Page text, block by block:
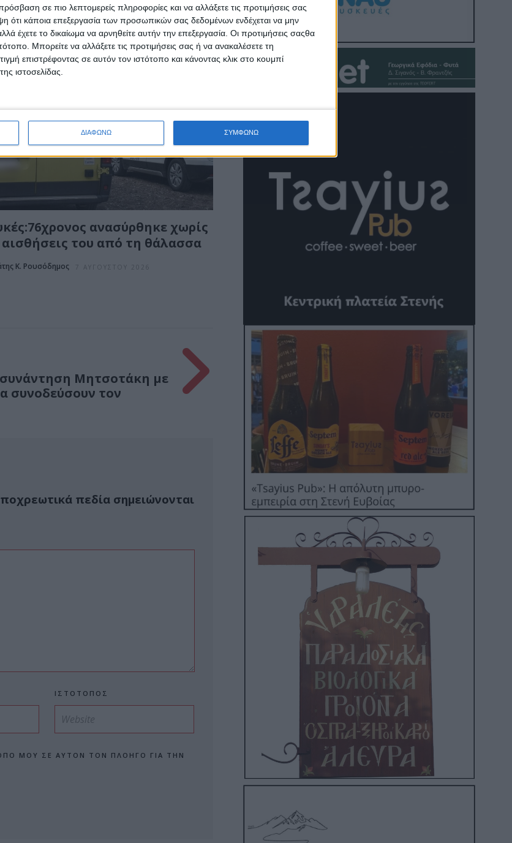
σε πιο λεπτομερείς πληροφορίες και να αλλάξετε τις προτιμήσεις σας
ότι κάποια επεξεργασία των προσωπικών σας δεδομένων ενδέχεται να μην
έχετε το δικαίωμα να αρνηθείτε αυτήν την επεξεργασία. Οι προτιμήσεις σαςθα
Μπορείτε να αλλάξετε τις προτιμήσεις σας ή να ανακαλέσετε τη
επιστρέφοντας σε αυτόν τον ιστότοπο και κάνοντας κλικ στο κουμπί
ιστοσελίδας.
ΔΙΑΦΩΝΩ ΣΥΜΦΩΝΩ
ανασύρθηκε χωρίς
αισθήσεις του από τη θάλασσα
Κ. Ρουσόδημος 7 ΑΥΓΟΎΣΤΟΥ 2026
Μητσοτάκη με
συνοδεύσουν τον
πεδία σημειώνονται
ΙΣΤΌΤΟΠΟΣ
ΜΟΥ ΣΕ ΑΥΤΌΝ ΤΟΝ ΠΛΟΗΓΌ ΓΙΑ ΤΗΝ